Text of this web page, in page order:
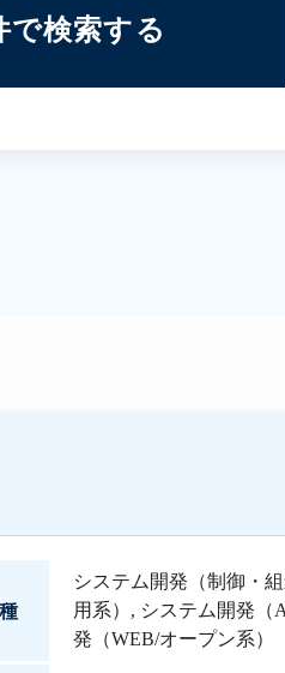
で検索する
システム開発（制御・組
用系） , システム開発（
発（WEB/オープン系）